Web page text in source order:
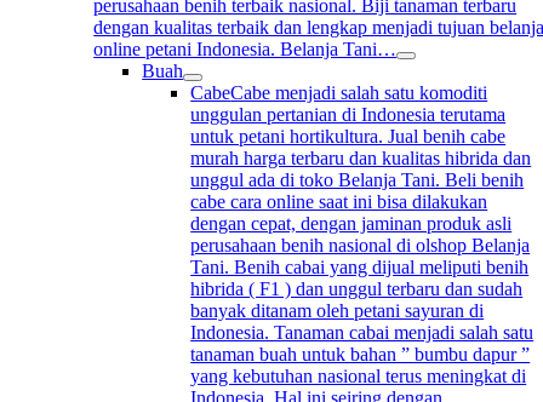
perusahaan benih terbaik nasional. Biji tanaman terbaru
dengan kualitas terbaik dan lengkap menjadi tujuan
online petani Indonesia. Belanja Tani…
Buah
CabeCabe menjadi salah satu komoditi
unggulan pertanian di Indonesia terutama
untuk petani hortikultura. Jual benih cabe
murah harga terbaru dan kualitas hibrida dan
unggul ada di toko Belanja Tani. Beli benih
cabe cara online saat ini bisa dilakukan
dengan cepat, dengan jaminan produk asli
perusahaan benih nasional di olshop Belanja
Tani. Benih cabai yang dijual meliputi benih
hibrida ( F1 ) dan unggul terbaru dan sudah
banyak ditanam oleh petani sayuran di
Indonesia. Tanaman cabai menjadi salah satu
tanaman buah untuk bahan ” bumbu dapur ”
yang kebutuhan nasional terus meningkat di
Indonesia. Hal ini seiring dengan